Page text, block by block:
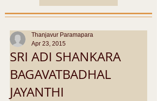
SRI ADI SHANKARA
BAGAVATBADHAL
JAYANTHI
Thanjavur Paramapara
Apr 23, 2015